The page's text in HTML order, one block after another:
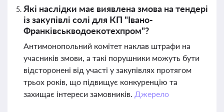
Які наслідки має виявлена змова на тендері
із закупівлі солі для КП "Івано-
Франківськводоекотехпром"?
Антимонопольний комітет наклав штрафи на
учасників змови, а такі порушники можуть бути
відсторонені від участі у закупівлях протягом
трьох років, що підвищує конкуренцію та
захищає інтереси замовників. Джерело